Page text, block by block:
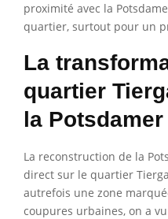
proximité avec la
quartier, surtout pour un
La
quartier
la Potsdamer
La reconstruction de la
direct sur le quartier
autrefois une zone
coupures urbaines, on a